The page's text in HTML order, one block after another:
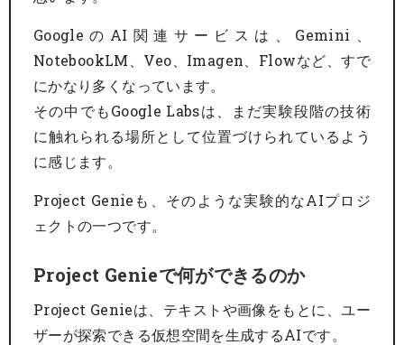
GoogleのAI関連サービスは、Gemini、
NotebookLM、Veo、Imagen、Flowなど、すで
にかなり多くなっています。
その中でもGoogle Labsは、まだ実験段階の技術
に触れられる場所として位置づけられているよう
に感じます。
Project Genieも、そのような実験的なAIプロジ
ェクトの一つです。
Project Genieで何ができるのか
Project Genieは、テキストや画像をもとに、ユー
ザーが探索できる仮想空間を生成するAIです。